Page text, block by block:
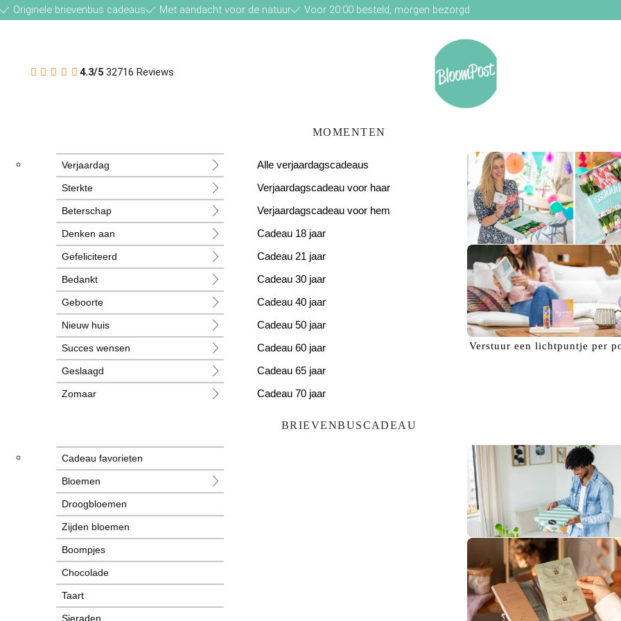
Originele brievenbus cadeaus Met aandacht voor de natuur Voor 20:00 besteld, morgen bezorgd
4.3/5 32716 Reviews
MOMENTEN
Verjaardag
Sterkte
Beterschap
Denken aan
Gefeliciteerd
Bedankt
Geboorte
Nieuw huis
Succes wensen
Geslaagd
Zomaar
Liefde
Condoleance
Zwangerschap
Liefs
Trots
Pensioen
Alle verjaardagscadeaus
Verjaardagscadeau voor haar
Verjaardagscadeau voor hem
Cadeau 18 jaar
Cadeau 21 jaar
Cadeau 30 jaar
Cadeau 40 jaar
Cadeau 50 jaar
Cadeau 60 jaar
Cadeau 65 jaar
Cadeau 70 jaar
De perfecte
Verstuur eenlichtpuntje per
BRIEVENBUSCADEAU
Cadeau favorieten
Bloemen
Droogbloemen
Zijden bloemen
Boompjes
Chocolade
Taart
Sieraden
Bezorg eenglimlach!